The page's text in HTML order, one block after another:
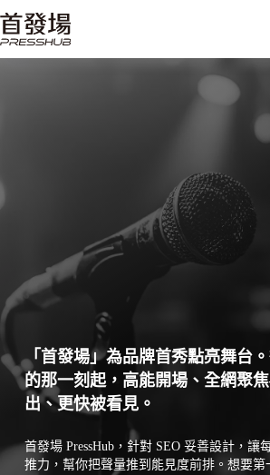
跳
至
主
「首發場」為品牌首秀點亮舞台
的那一刻起，高能開場、全網聚
出、更快被看見。
首發場 PressHub，針對 SEO 妥善設計，讓
推力，幫你把聲量推到能見度前排。想要